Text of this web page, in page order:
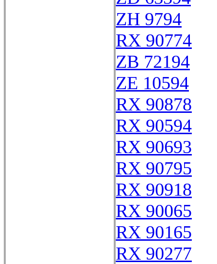
ZH 9794
RX 90774
ZB 72194
ZE 10594
RX 90878
RX 90594
RX 90693
RX 90795
RX 90918
RX 90065
RX 90165
RX 90277